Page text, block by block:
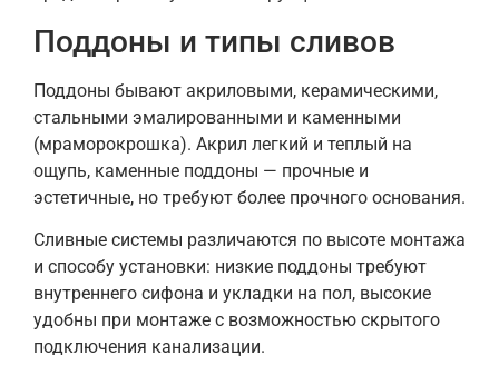
Поддоны и типы сливов
Поддоны бывают акриловыми, керамическими,
стальными эмалированными и каменными
(мраморокрошка). Акрил легкий и теплый на
ощупь, каменные поддоны — прочные и
эстетичные, но требуют более прочного основания.
Сливные системы различаются по высоте монтажа
и способу установки: низкие поддоны требуют
внутреннего сифона и укладки на пол, высокие
удобны при монтаже с возможностью скрытого
подключения канализации.